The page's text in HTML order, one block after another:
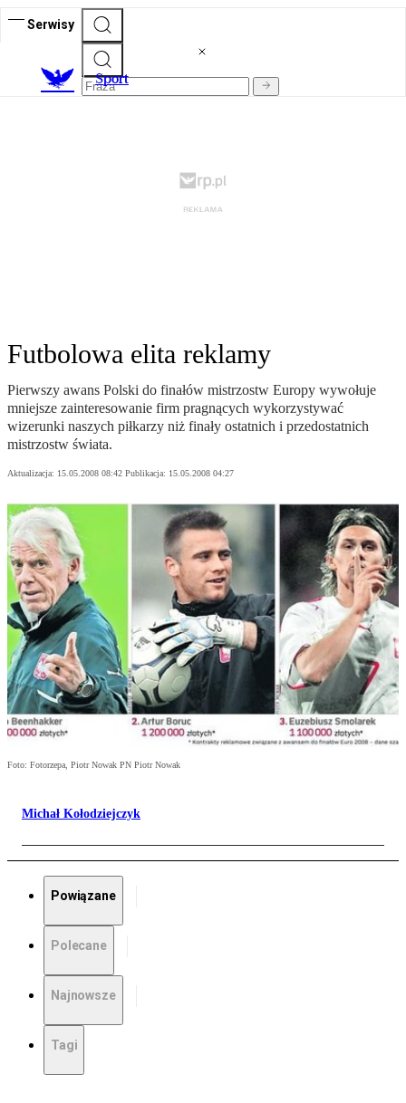
Serwisy
Sport
Futbolowa elita reklamy
Pierwszy awans Polski do finałów mistrzostw Europy wywołuje
mniejsze zainteresowanie firm pragnących wykorzystywać
wizerunki naszych piłkarzy niż finały ostatnich i przedostatnich
mistrzostw świata.
Aktualizacja: 15.05.2008 08:42 Publikacja: 15.05.2008 04:27
Foto: Fotorzepa, Piotr Nowak PN Piotr Nowak
Michał Kołodziejczyk
Powiązane
Polecane
Najnowsze
Tagi